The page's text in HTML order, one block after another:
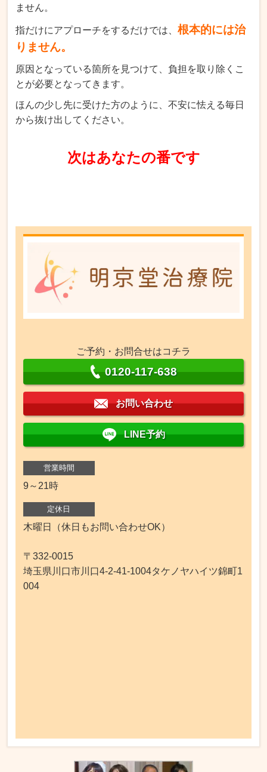
ません。
指だけにアプローチをするだけでは、根本的には治
りません。
原因となっている箇所を見つけて、負担を取り除くこ
とが必要となってきます。
ほんの少し先に受けた方のように、不安に怯える毎日
から抜け出してください。
次はあなたの番です
ご予約・お問合せはコチラ
0120-117-638
お問い合わせ
LINE予約
営業時間
9～21時
定休日
木曜日（休日もお問い合わせOK）
〒332-0015
埼玉県川口市川口4-2-41-1004タケノヤハイツ錦町1
004